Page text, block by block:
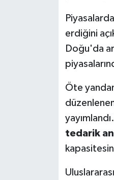
erdiğini
Doğu'da
Öte
tedarik